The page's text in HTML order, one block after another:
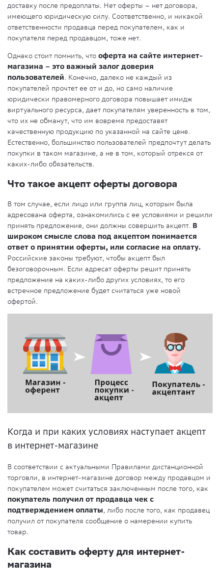
доставку после предоплаты. Нет оферты – нет договора,
имеющего юридическую силу. Соответственно, и никакой
ответственности продавца перед покупателем, как и
покупателя перед продавцом, тоже нет.
Однако стоит помнить, что оферта на сайте интернет-
магазина – это важный залог доверия
пользователей. Конечно, далеко не каждый из
покупателей прочтет ее от и до, но само наличие
юридически правомерного договора повышает имидж
виртуального ресурса, дает покупателям уверенность в том,
что их не обманут, что им вовремя предоставят
качественную продукцию по указанной на сайте цене.
Естественно, большинство пользователей предпочтут делать
покупки в таком магазине, а не в том, который отрекся от
каких-либо обязательств.
Что такое акцепт оферты договора
В том случае, если лицо или группа лиц, которым была
адресована оферта, ознакомились с ее условиями и решили
принять предложение, они должны совершить акцепт. В
широком смысле слова под акцептом понимается
ответ о принятии оферты, или согласие на оплату.
Российские законы требуют, чтобы акцепт был
безоговорочным. Если адресат оферты решит принять
предложение на каких-либо других условиях, то его
встречное предложение будет считаться уже новой
офертой.
Когда и при каких условиях наступает акцепт
в интернет-магазине
В соответствии с актуальными Правилами дистанционной
торговли, в интернет-магазине договор между продавцом и
покупателем может считаться заключенным после того, как
покупатель получил от продавца чек с
подтверждением оплаты, либо после того, как продавец
получил от покупателя сообщение о намерении купить
товар.
Как составить оферту для интернет-
магазина